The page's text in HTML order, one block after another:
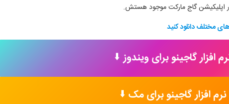
اپلیکیشن گاج مارکت موجود هستش.
مختلف دانلود کنید
افزار گاجینو برای ویندوز⬇️
نرم افزار گاجینو برای مک ⬇️